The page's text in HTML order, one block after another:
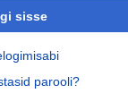
sisse
parooli?